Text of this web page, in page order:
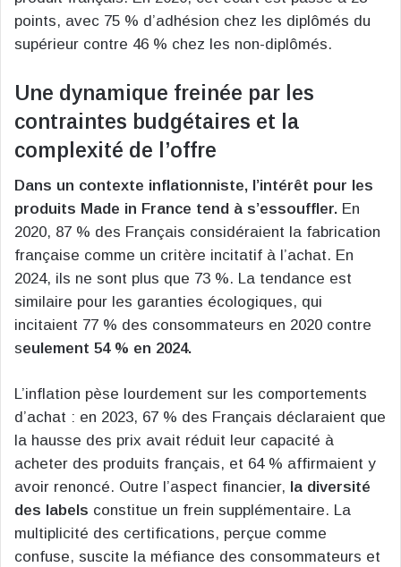
points, avec 75 % d’adhésion chez les diplômés du
supérieur contre 46 % chez les non-diplômés.
Une dynamique freinée par les
contraintes budgétaires et la
complexité de l’offre
Dans un contexte inflationniste, l’intérêt pour les
produits Made in France tend à s’essouffler. En
2020, 87 % des Français considéraient la fabrication
française comme un critère incitatif à l’achat. En
2024, ils ne sont plus que 73 %. La tendance est
similaire pour les garanties écologiques, qui
incitaient 77 % des consommateurs en 2020 contre
seulement 54 % en 2024.
L’inflation pèse lourdement sur les comportements
d’achat : en 2023, 67 % des Français déclaraient que
la hausse des prix avait réduit leur capacité à
acheter des produits français, et 64 % affirmaient y
avoir renoncé. Outre l’aspect financier, la diversité
des labels constitue un frein supplémentaire. La
multiplicité des certifications, perçue comme
confuse, suscite la méfiance des consommateurs et